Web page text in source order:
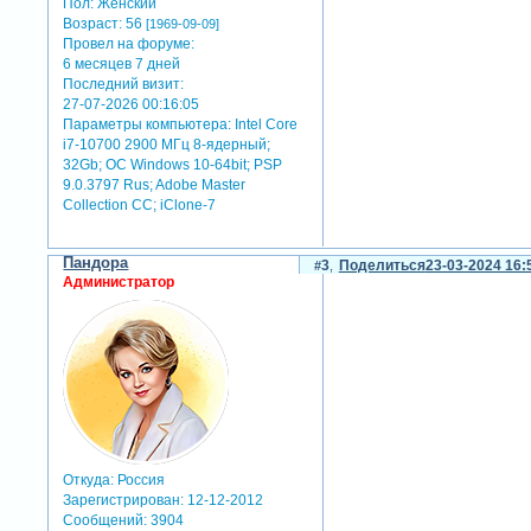
оживленные
приложения, чтобы
короче говоря, оживленные
Пол: Женский
Возраст: 56[1969-09-09]
Провел на форуме:
6 месяцев 7 дней
Последний визит:
27-07-2026 00:16:05
Параметры компьютера: Intel Core
i7-10700 2900 МГц 8-ядерный;
32Gb; ОС Windows 10-64bit; PSP
9.0.3797 Rus; Adobe Master
Collection СС; iClone-7
Поделиться
3 23-03-2024
Пандора
Администратор
Откуда: Россия
Зарегистрирован: 12-12-2012
Сообщений: 3904